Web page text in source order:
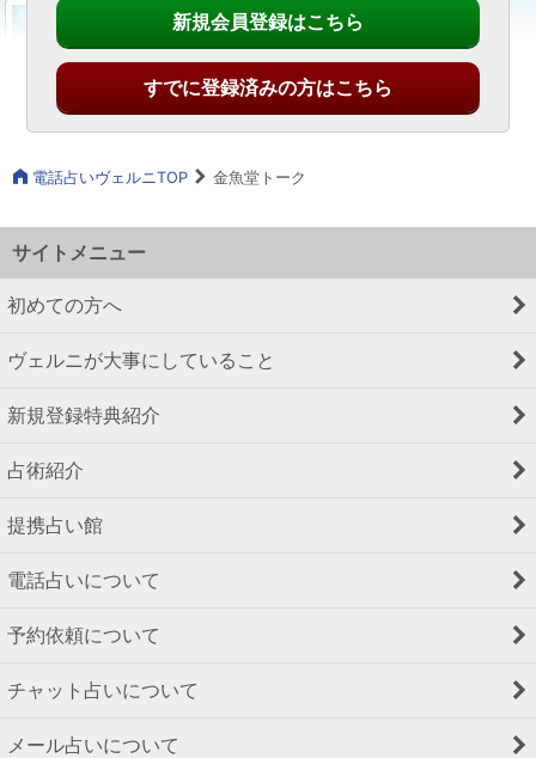
咲凪春先生新規会員登録はこちら
すでに登録済みの方はこちら
電話占いヴェルニTOP 金魚堂トーク
サイトメニュー
初めての方へ
ヴェルニが大事にしていること
新規登録特典紹介
占術紹介
提携占い館
電話占いについて
予約依頼について
チャット占いについて
メール占いについて